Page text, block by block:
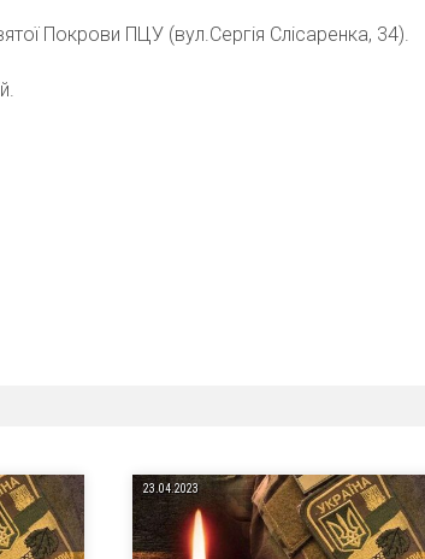
Покрови ПЦУ (вул.Сергія Слісаренка, 34).
23.04.2023